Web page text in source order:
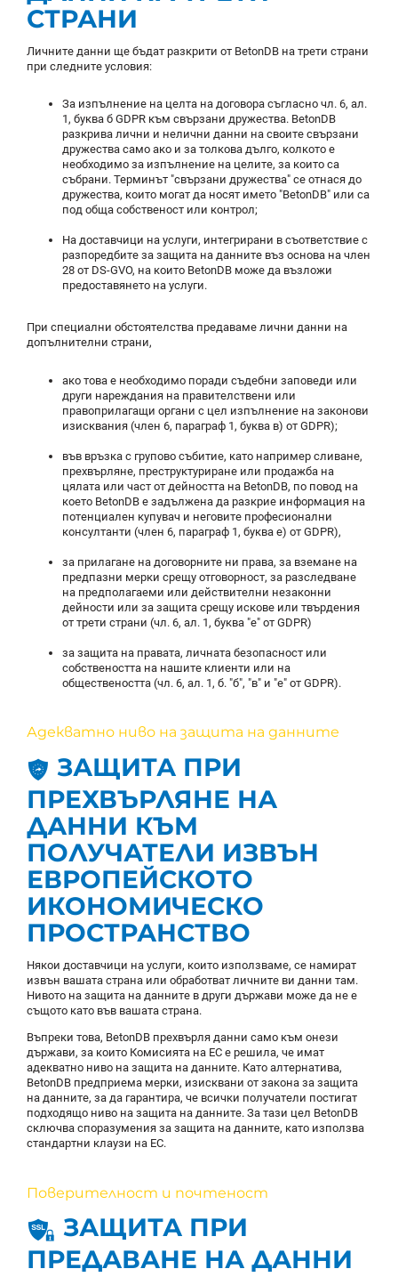
СТРАНИ
Личните данни ще бъдат разкрити от BetonDB на трети страни
при следните условия:
За изпълнение на целта на договора съгласно чл. 6, ал.
1, буква б GDPR към свързани дружества. BetonDB
разкрива лични и нелични данни на своите свързани
дружества само ако и за толкова дълго, колкото е
необходимо за изпълнение на целите, за които са
събрани. Терминът "свързани дружества" се отнася до
дружества, които могат да носят името "BetonDB" или са
под обща собственост или контрол;
На доставчици на услуги, интегрирани в съответствие с
разпоредбите за защита на данните въз основа на член
28 от DS-GVO, на които BetonDB може да възложи
предоставянето на услуги.
При специални обстоятелства предаваме лични данни на
допълнителни страни,
ако това е необходимо поради съдебни заповеди или
други нареждания на правителствени или
правоприлагащи органи с цел изпълнение на законови
изисквания (член 6, параграф 1, буква в) от GDPR);
във връзка с групово събитие, като например сливане,
прехвърляне, преструктуриране или продажба на
цялата или част от дейността на BetonDB, по повод на
което BetonDB е задължена да разкрие информация на
потенциален купувач и неговите професионални
консултанти (член 6, параграф 1, буква е) от GDPR),
за прилагане на договорните ни права, за вземане на
предпазни мерки срещу отговорност, за разследване
на предполагаеми или действителни незаконни
дейности или за защита срещу искове или твърдения
от трети страни (чл. 6, ал. 1, буква "е" от GDPR)
за защита на правата, личната безопасност или
собствеността на нашите клиенти или на
обществеността (чл. 6, ал. 1, б. "б", "в" и "е" от GDPR).
Адекватно ниво на защита на данните
ЗАЩИТА ПРИ
ПРЕХВЪРЛЯНЕ НА
ДАННИ КЪМ
ПОЛУЧАТЕЛИ ИЗВЪН
ЕВРОПЕЙСКОТО
ИКОНОМИЧЕСКО
ПРОСТРАНСТВО
Някои доставчици на услуги, които използваме, се намират
извън вашата страна или обработват личните ви данни там.
Нивото на защита на данните в други държави може да не е
същото като във вашата страна.
Въпреки това, BetonDB прехвърля данни само към онези
държави, за които Комисията на ЕС е решила, че имат
адекватно ниво на защита на данните. Като алтернатива,
BetonDB предприема мерки, изисквани от закона за защита
на данните, за да гарантира, че всички получатели постигат
подходящо ниво на защита на данните. За тази цел BetonDB
сключва споразумения за защита на данните, като използва
стандартни клаузи на ЕС.
Поверителност и почтеност
ЗАЩИТА ПРИ
ПРЕДАВАНЕ НА ДАННИ